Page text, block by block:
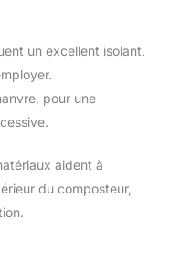
un excellent isolant.
pour une
aident à
du composteur,